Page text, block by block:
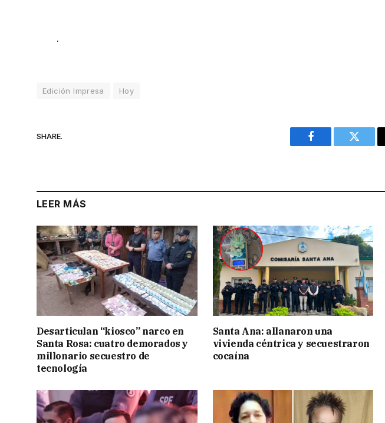
.
Edición Impresa Hoy
SHARE.
Facebook Twitter
LEER MÁS
Desarticulan “kiosco” narco en
Santa Rosa: cuatro demorados y
millonario secuestro de
tecnología
Santa Ana: allanaron una
vivienda céntrica y secuestraron
cocaína